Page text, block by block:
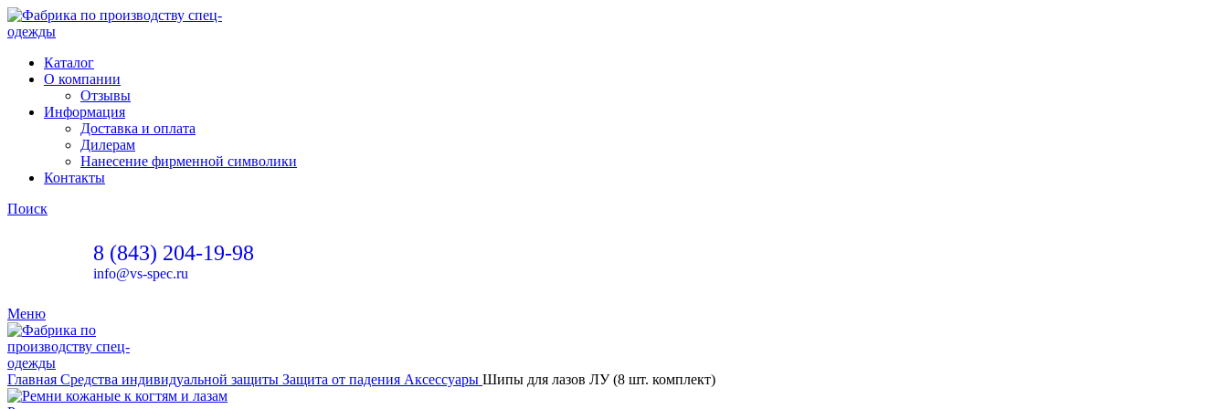
Каталог
О компании
Отзывы
Информация
Доставка и оплата
Дилерам
Нанесение фирменной символики
Контакты
Поиск
8 (843) 204-19-98
info@vs-spec.ru
Меню
Главная Средства индивидуальной защиты Защита от падения Аксессуары Шипы для лазов ЛУ (8 шт. комплект)